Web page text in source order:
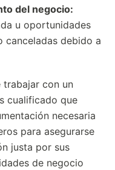
del negocio:
u oportunidades
canceladas debido a
trabajar con un
cualificado que
necesaria
para asegurarse
justa por sus
de negocio